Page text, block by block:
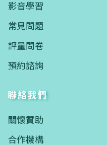
影音學習
常見問題
評量問卷
預約諮詢
聯絡我們
關懷贊助
合作機構